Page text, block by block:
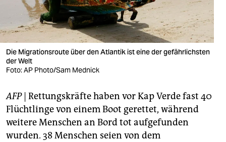
wahrheit
verlag
verlag
veranstaltungen
fragen & hilfe
unterstützen
Die Migrationsroute über den Atlantik ist eine der gefährlichsten
der Welt
Foto: AP Photo/Sam Mednick
AFP| Rettungskräfte haben vor Kap Verde fast 40
Flüchtlinge von einem Boot gerettet, während
weitere Menschen an Bord tot aufgefunden
wurden. 38 Menschen seien von dem